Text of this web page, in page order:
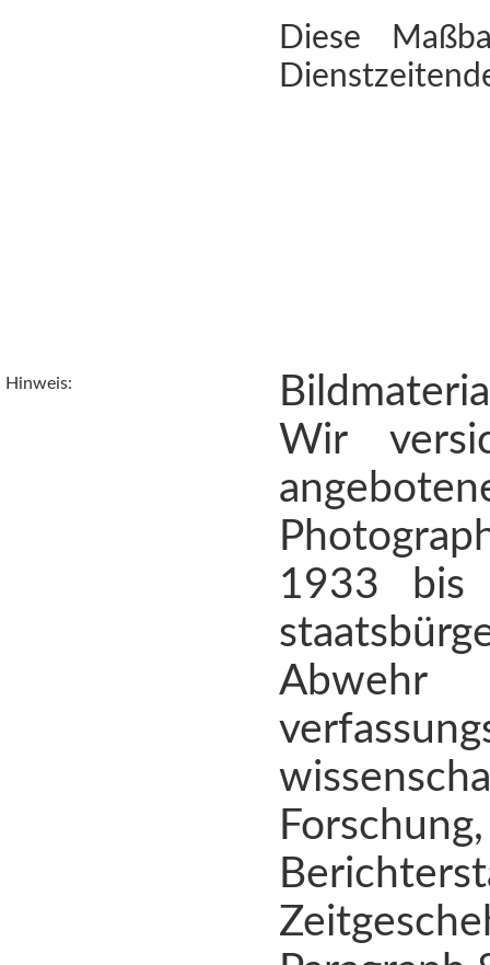
Diese
Hinweis:
Wir
1933 bis
Abwehr